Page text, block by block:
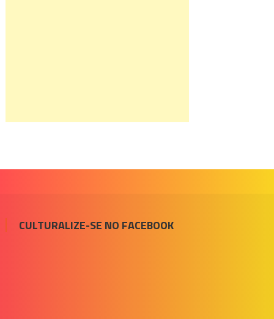
CULTURALIZE-SE NO FACEBOOK